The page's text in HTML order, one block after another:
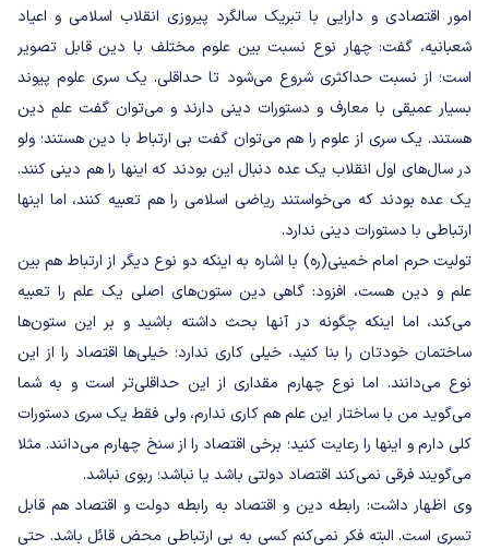
امور اقتصادی و دارایی با تبریک سالگرد پیروزی انقلاب اسلامی و اعیاد
شعبانیه، گفت: چهار نوع نسبت بین علوم مختلف با دین قابل تصویر
است؛ از نسبت حداکثری شروع می‌شود تا حداقلی. یک سری علوم پیوند
بسیار عمیقی با معارف و دستورات دینی دارند و می‌توان گفت علمِ دین
هستند. یک سری از علوم را هم می‌توان گفت بی ارتباط با دین هستند؛ ولو
در سال‌های اول انقلاب یک عده دنبال این بودند که اینها را هم دینی کنند.
یک عده بودند که می‌خواستند ریاضی اسلامی را هم تعبیه کنند، اما اینها
ارتباطی با دستورات دینی ندارد.
تولیت حرم امام خمینی(ره) با اشاره به اینکه دو نوع دیگر از ارتباط هم بین
علم و دین هست، افزود: گاهی دین ستون‌های اصلی یک علم را تعبیه
می‌کند، اما اینکه چگونه در آنها بحث داشته باشید و بر این ستون‌ها
ساختمان خودتان را بنا کنید، خیلی کاری ندارد؛ خیلی‌ها اقتصاد را از این
نوع می‌دانند. اما نوع چهارم مقداری از این حداقلی‌تر است و به شما
می‌گوید من با ساختار این علم هم کاری ندارم، ولی فقط یک سری دستورات
کلی دارم و اینها را رعایت کنید؛ برخی اقتصاد را از سنخ چهارم می‌دانند. مثلا
می‌گویند فرقی نمی‌کند اقتصاد دولتی باشد یا نباشد؛ ربوی نباشد.
وی اظهار داشت: رابطه دین و اقتصاد به رابطه دولت و اقتصاد هم قابل
تسری است. البته فکر نمی‌کنم کسی به بی ارتباطی محض قائل باشد. حتی